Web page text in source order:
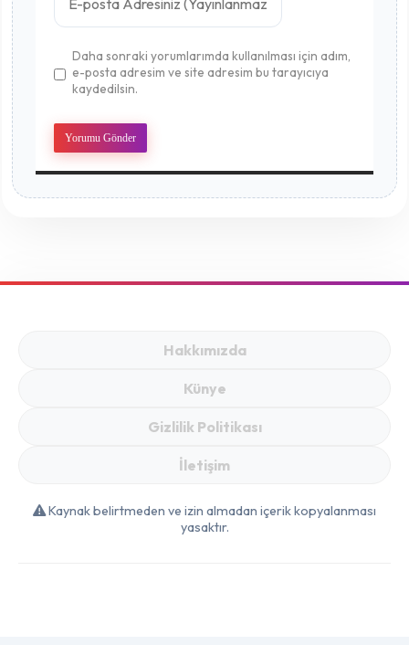
Daha sonraki yorumlarımda kullanılması için adım,
e-posta adresim ve site adresim bu tarayıcıya
kaydedilsin.
Hakkımızda
Künye
Gizlilik Politikası
İletişim
Kaynak belirtmeden ve izin almadan içerik kopyalanması
yasaktır.